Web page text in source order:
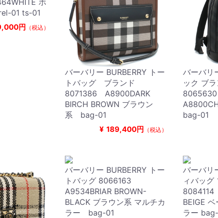
01 ts-01
円 （税込）
バーバリー BURBERRY トー
トバッグ ブランド
8071386 A8900DARK
BIRCH BROWN ブラウン
系 bag-01
¥ 189,400円 （税込）
バーバリ
ック ブ
bag-01
バーバリー BURBERRY トー
トバッグ 8066163
A9534BRIAR BROWN-
BLACK ブラウン系 マルチカ
ラー bag-01
バーバリ
ィバッグ
BEIGE
ラー